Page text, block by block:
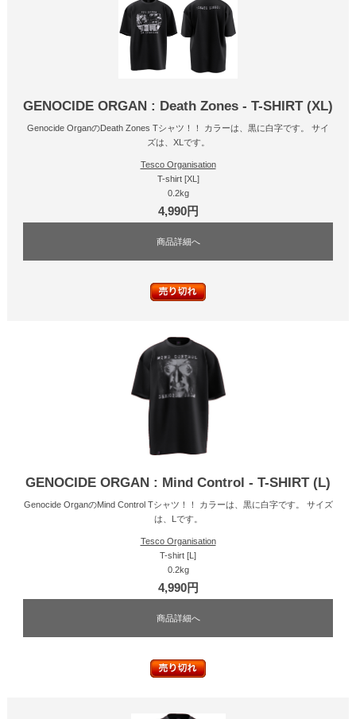
GENOCIDE ORGAN : Death Zones - T-SHIRT (XL)
Genocide OrganのDeath Zones Tシャツ！！ カラーは、黒に白字です。 サイ
ズは、XLです。
Tesco Organisation
T-shirt [XL]
0.2kg
4,990円
商品詳細へ
GENOCIDE ORGAN : Mind Control - T-SHIRT (L)
Genocide OrganのMind Control Tシャツ！！ カラーは、黒に白字です。 サイズ
は、Lです。
Tesco Organisation
T-shirt [L]
0.2kg
4,990円
商品詳細へ